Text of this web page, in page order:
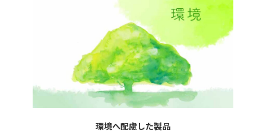
環境へ配慮した製品